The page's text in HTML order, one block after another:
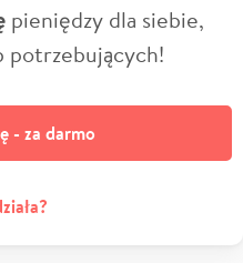
pieniędzy dla siebie,
potrzebujących!
- za darmo